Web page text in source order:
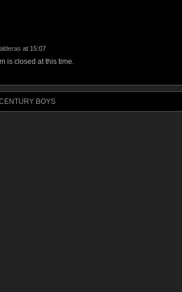
at 15:07
is closed at this time.
BOYS